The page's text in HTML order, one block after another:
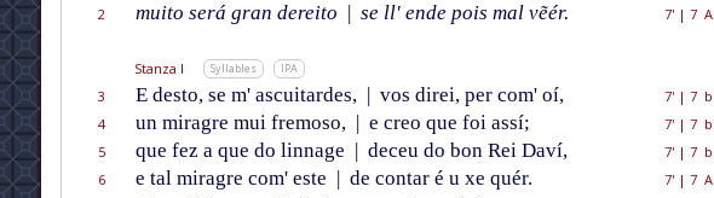
2
muito será gran dereito | se ll' ende pois mal vẽér. 7'| 7 A
Stanza I Syllables IPA
3 E desto, se m' ascuitardes, | vos direi, per com' oí, 7'| 7 b
4
un miragre mui fremoso, | e creo que foi assí; 7'| 7 b
5
que fez a que do linnage | deceu do bon Rei Daví, 7'| 7 b
6
e tal miragre com' este | de contar é u xe quér. 7'| 7 A